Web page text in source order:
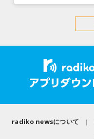
radiko newsについて